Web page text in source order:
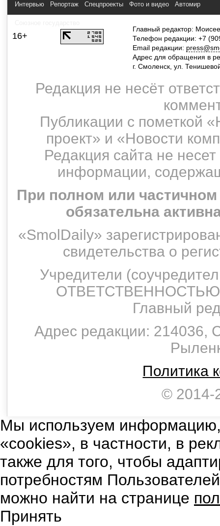
Интервью Репортаж Спецпроекты Фото и видео Автомир
16+
Главный редактор:
Телефон редакции: +7
Email редакции:
Адрес для обращения в
г. Смоленск, ул.
Редакция не несёт
Публикации с пометкой
проект» и «Новости
Редакция сайта не
информации,
При полном или
обязательна
«SmolDaily»
свидетельства о
Учредители
Главный
Адрес редакции: 214036,
Политика
© 2014-
Мы используем
«cookies», в частности, в
также для того, чтобы
потребностям
можно найти на странице
Принять